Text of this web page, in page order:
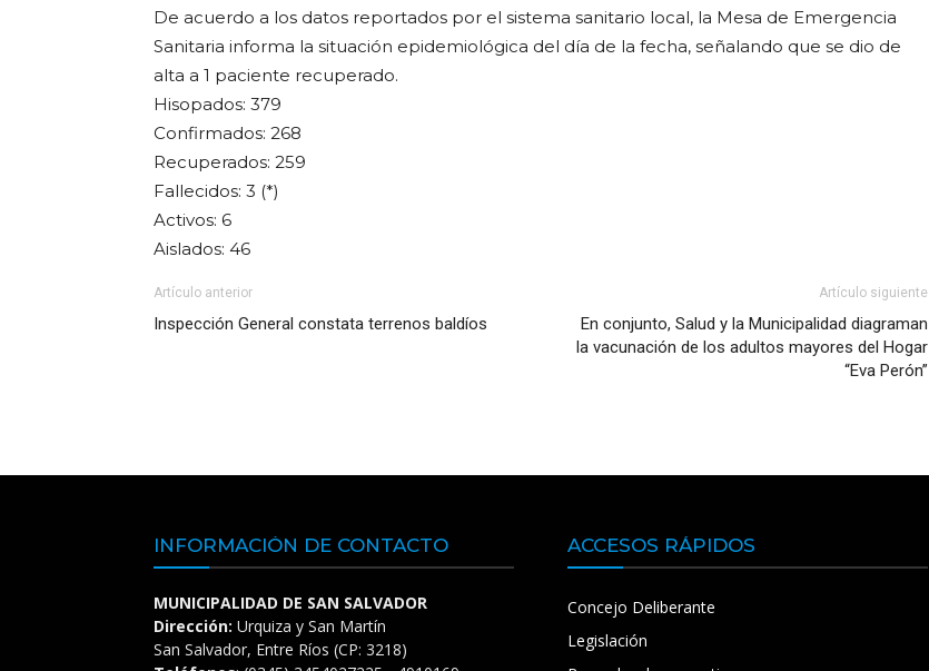
De acuerdo a los datos reportados por el sistema sanitario local, la Mesa de Emergencia
Sanitaria informa la situación epidemiológica del día de la fecha, señalando que se dio de
alta a 1 paciente recuperado.
Hisopados: 379
Confirmados: 268
Recuperados: 259
Fallecidos: 3 (*)
Activos: 6
Aislados: 46
Artículo anterior
Inspección General constata terrenos baldíos
Artículo siguiente
En conjunto, Salud y la Municipalidad diagraman
la vacunación de los adultos mayores del Hogar
“Eva Perón”
INFORMACIÓN DE CONTACTO
MUNICIPALIDAD DE SAN SALVADOR
Dirección: Urquiza y San Martín
San Salvador, Entre Ríos (CP: 3218)
ACCESOS RÁPIDOS
Concejo Deliberante
Legislación